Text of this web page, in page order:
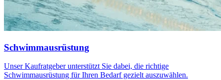
Schwimmausrüstung
Unser Kaufratgeber unterstützt Sie dabei, die richtige
Schwimmausrüstung für Ihren Bedarf gezielt auszuwählen.